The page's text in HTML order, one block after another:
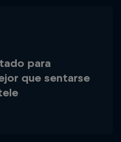
para
que sentarse